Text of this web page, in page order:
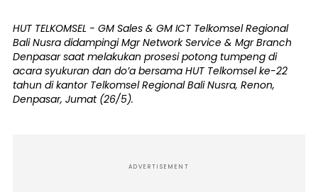
HUT TELKOMSEL - GM Sales & GM ICT Telkomsel Regional
Bali Nusra didampingi Mgr Network Service & Mgr Branch
Denpasar saat melakukan prosesi potong tumpeng di
acara syukuran dan do’a bersama HUT Telkomsel ke-22
tahun di kantor Telkomsel Regional Bali Nusra, Renon,
Denpasar, Jumat (26/5).
ADVERTISEMENT